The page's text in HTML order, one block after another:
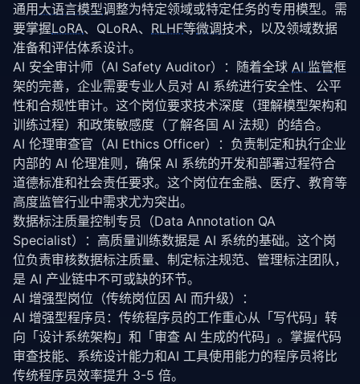
通用 大语言模型调整为特定领域或特定任务的专用模型。需
要掌握LoRA、QLoRA、 RLHF等微调技术，以及领域数据
准备和评估体系设计。
AI 安全审计师（AI Safety Auditor）：随着全球 AI 监管框
架的完善，企业需要专业人员对 AI 系统进行安全性、公平
性和合规性审计。这个岗位要求技术深度（理解模型架构和
训练过程）和政策敏感度（了解各国 AI 法规）的结合。
AI 伦理审查官（AI Ethics Officer）：负责制定和执行企业
内部的 AI 伦理准则，确保 AI 系统的开发和部署过程符合
道德标准和社会责任要求。这个岗位在金融、医疗、教育等
高度监管行业中需求尤为突出。
数据标注质量控制专员（Data Annotation QA
Specialist）：高质量训练数据是 AI 系统的基础。这个岗
位负责审核数据标注质量、制定标注规范、管理标注团队，
是 AI 产业链中不可或缺的环节。
AI 增强型岗位（传统岗位因 AI 而升级）：
AI 增强型程序员：传统程序员的工作重心从「写代码」转
向「设计系统架构」和「审查 AI 生成的代码」。掌握代码
审查技能、系统设计能力和AI 工具使用能力的程序员将比
传统程序员效率提升 3-5 倍。